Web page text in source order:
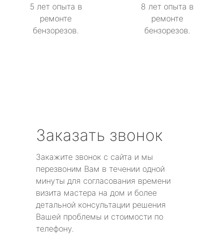
5 лет опыта в
ремонте
бензорезов.
8 лет опыта в
ремонте
бензорезов.
Заказать звонок
Закажите звонок с сайта и мы
перезвоним Вам в течении одной
минуты для согласования времени
визита мастера на дом и более
детальной консультации решения
Вашей проблемы и стоимости по
телефону.